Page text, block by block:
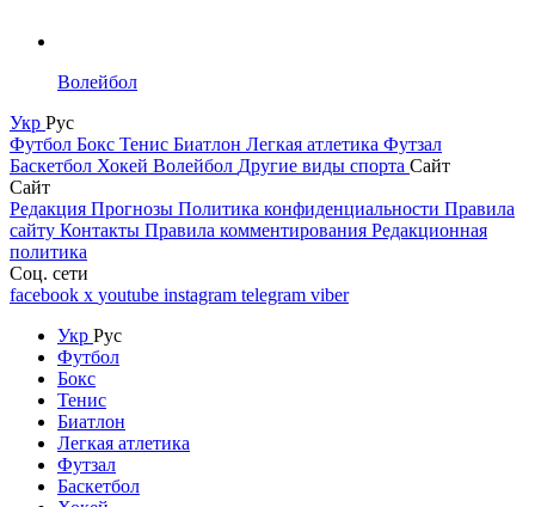
Волейбол
Укр Рус
Футбол Бокс Тенис Биатлон Легкая атлетика Футзал
Баскетбол Хокей Волейбол Другие виды спорта Сайт
Сайт
Редакция Прогнозы Политика конфиденциальности Правила
сайту Контакты Правила комментирования Редакционная
политика
Соц. сети
facebook x youtube instagram telegram viber
Укр Рус
Футбол
Бокс
Тенис
Биатлон
Легкая атлетика
Футзал
Баскетбол